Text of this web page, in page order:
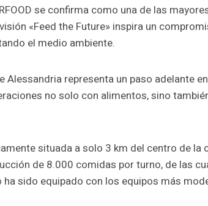
se confirma como una de las
«Feed the Future» inspira un
el medio ambiente.
representa un paso adelante
no solo con alimentos, sino
situada a solo 3 km del centro de la
de 8.000 comidas por turno, de las
sido equipado con los equipos más